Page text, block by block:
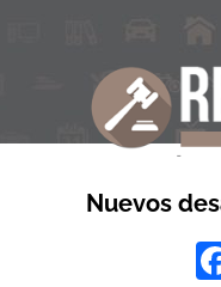
Nuevos